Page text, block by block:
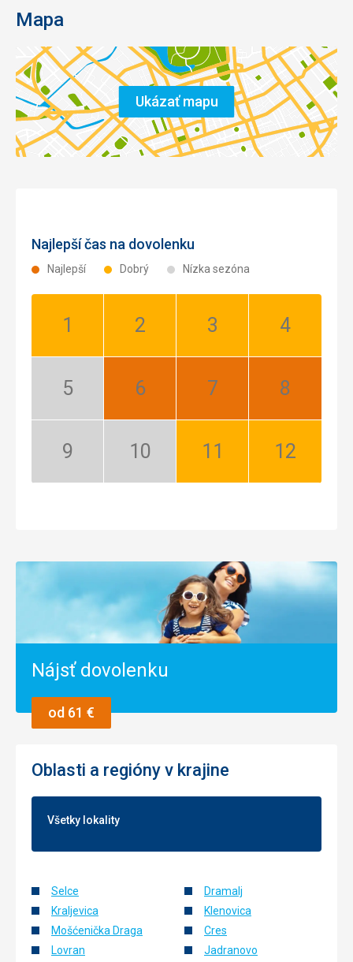
Mapa
Ukázať mapu
Najlepší čas na dovolenku
Najlepší Dobrý Nízka sezóna
Január:
Február:
Marec:
Apríl:
Máj:
Jún:
Júl:
August:
September:
Október:
November:
December:
Nájsť dovolenku
od 61 €
Oblasti a regióny v krajine
Všetky lokality
Selce
Kraljevica
Mošćenička Draga
Lovran
Dramalj
Klenovica
Cres
Jadranovo